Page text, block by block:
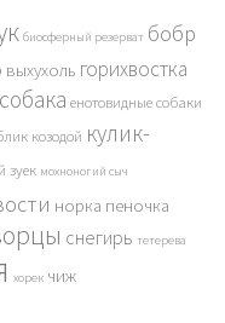
биосферный резерват бобр
выхухоль горихвостка
енотовидные собаки
козодой кулик-
зуек мохноногий сыч
норка пеночка
снегирь тетерева
хорек чиж